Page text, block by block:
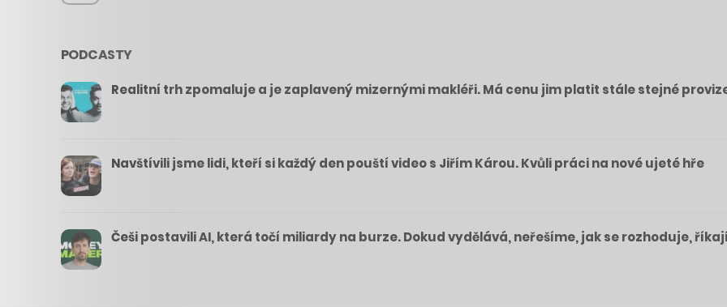
PODCASTY
Realitní trh zpomaluje a je zaplavený mizernými makléři. Má cenu jim platit stále stejné
Navštívili jsme lidi, kteří si každý den pouští video s Jiřím Károu. Kvůli práci na nové ujeté hře
Češi postavili AI, která točí miliardy na burze. Dokud vydělává, neřešíme, jak se rozhoduje,